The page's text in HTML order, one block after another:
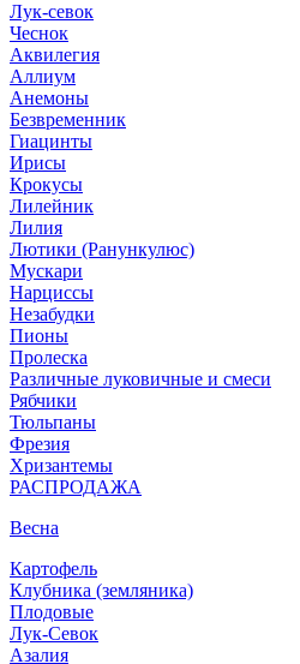
Лук-севок
Чеснок
Аквилегия
Аллиум
Анемоны
Безвременник
Гиацинты
Ирисы
Крокусы
Лилейник
Лилия
Лютики (Ранункулюс)
Мускари
Нарцисcы
Незабудки
Пионы
Пролеска
Различные луковичные и смеси
Рябчики
Тюльпаны
Фрезия
Хризантемы
РАСПРОДАЖА
Весна
Картофель
Клубника (земляника)
Плодовые
Лук-Севок
Азалия